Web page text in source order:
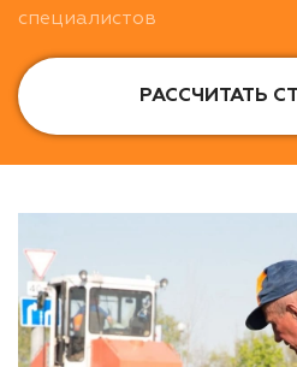
специалистов
РАССЧИТАТЬ